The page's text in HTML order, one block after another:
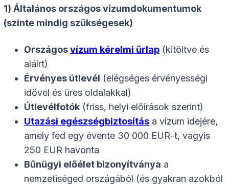
1) Általános országos vízumdokumentumok
(szinte mindig szükségesek)
Országosvízum kérelmi űrlap (kitöltve és
aláírt)
Érvényes útlevél (elégséges érvényességi
idővel és üres oldalakkal)
Útlevélfotók (friss, helyi előírások szerint)
Utazási egészségbiztosítás a vízum idejére,
amely fed egy évente 30 000 EUR-t, vagyis
250 EUR havonta
Bűnügyi előélet bizonyítványa a
nemzetiséged országából (és gyakran azokból